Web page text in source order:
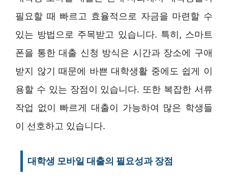
필요할 때 빠르고 효율적으로 자금을 마련할 수
있는 방법으로 주목받고 있습니다. 특히, 스마트
폰을 통한 대출 신청 방식은 시간과 장소에 구애
받지 않기 때문에 바쁜 대학생활 중에도 쉽게 이
용할 수 있는 장점이 있습니다. 또한 복잡한 서류
작업 없이 빠르게 대출이 가능하여 많은 학생들
이 선호하고 있습니다.
대학생 모바일 대출의 필요성과 장점